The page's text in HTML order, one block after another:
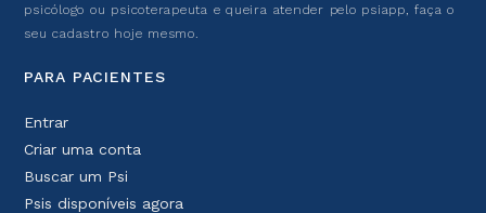
psicólogo ou psicoterapeuta e queira atender pelo psiapp, faça o
seu cadastro hoje mesmo.
PARA PACIENTES
Entrar
Criar uma conta
Buscar um Psi
Psis disponíveis agora